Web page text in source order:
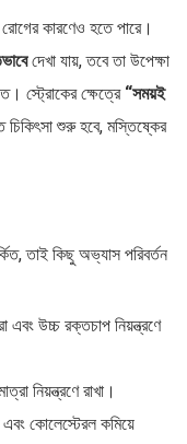
কারণেও হতে পারে।
দেখা যায়, তবে তা উপেক্ষা
স্ট্রোকের ক্ষেত্রে “সময়ই
শুরু হবে, মস্তিষ্কের
তাই কিছু অভ্যাস পরিবর্তন
এবং উচ্চ রক্তচাপ নিয়ন্ত্রণে
নিয়ন্ত্রণে রাখা।
কোলেস্টেরল কমিয়ে